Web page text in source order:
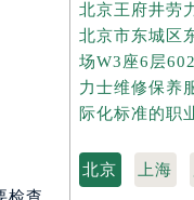
检查
北京王府井劳
北京市东城区
场W3座6层
力士维修保养
际化标准的职
北京 上海